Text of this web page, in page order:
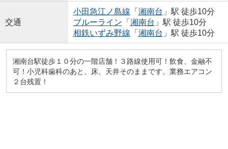
交通
小田急江ノ島線 「 湘南台 」駅 徒歩10分
ブルーライン 「 湘南台 」駅 徒歩10分
相鉄いずみ野線 「 湘南台 」駅 徒歩10分
湘南台駅徒歩１０分の一階店舗！３路線使用可！飲食、金融不
可！小児科歯科のあと、床、天井そのままです。業務エアコン
２台残置！